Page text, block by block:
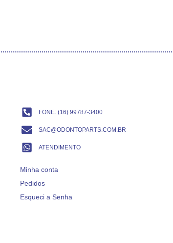
FONE: (16) 99787-3400​
SAC@ODONTOPARTS.COM.BR
ATENDIMENTO
Minha conta
Pedidos
Esqueci a Senha